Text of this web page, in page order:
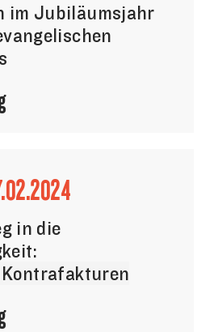
im Jubiläumsjahr
in die